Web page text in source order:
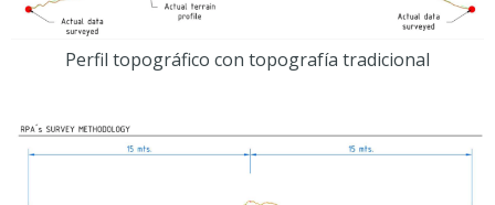
Perfil topográfico con topografía tradicional